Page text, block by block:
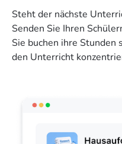
Steht der nächste
Senden Sie Ihren
Sie buchen ihre Stunden
den Unterricht